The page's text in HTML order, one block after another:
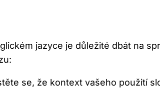
jazyce je důležité dbát na
se, že kontext vašeho použití